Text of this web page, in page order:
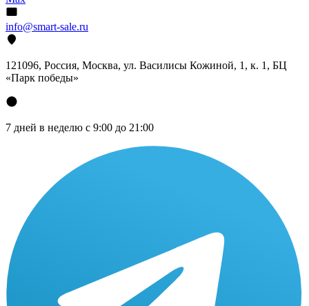
info@smart-sale.ru
121096, Россия, Москва, ул. Василисы Кожиной, 1, к. 1, БЦ
«Парк победы»
7 дней в неделю с 9:00 до 21:00